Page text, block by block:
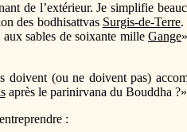
de l’extérieur. Je simplifie
des bodhisattvas Surgis-de-Terre.
sables de soixante mille Gange
(ou ne doivent pas)
après le parinirvana du Bouddha ?»
: